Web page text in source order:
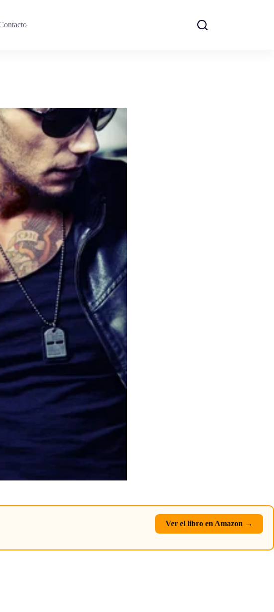
Ver el libro en Amazon →